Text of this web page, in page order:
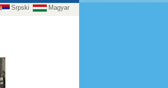
Srpski Magyar